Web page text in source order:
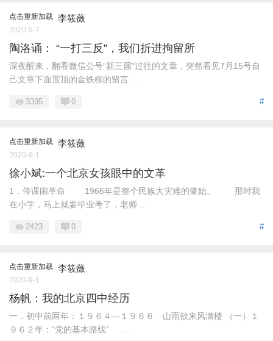
点击重新加载 李筱薇
2020-9-7
陶洛诵： “一打三反”，我们折进拘留所
深夜醒来，翻看微信公号“新三届”过往的文章，突然看见7月15号自
己文章下面置顶的金铁柳的留言 ...
#
3395 0
点击重新加载 李筱薇
2020-9-1
徐小斌:一个北京女孩眼中的文革
1．停课闹革命 1966年是整个民族大灾难的肇始。 那时我
在小学，马上就要毕业考了，老师 ...
#
2423 0
点击重新加载 李筱薇
2020-9-1
杨帆：我的北京四中经历
一．初中前两年：１９６４—１９６６ 山雨欲来风满楼 （一）１
９６２年：“党的基本路线” ...